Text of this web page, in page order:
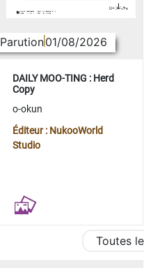
Parution01/08/2026
DAILY MOO-TING : Herd
Copy
o-okun
Éditeur : NukooWorld
Studio
Toutes